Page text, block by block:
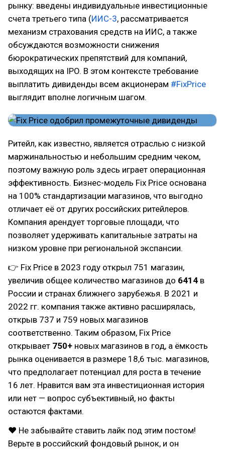
рынку: введены индивидуальные инвестиционные
счета третьего типа (ИИС-3, рассматривается
механизм страхования средств на ИИС, а также
обсуждаются возможности снижения
бюрократических препятствий для компаний,
выходящих на IPO. В этом контексте требование
выплатить дивиденды всем акционерам #FixPrice
выглядит вполне логичным шагом.
Ритейл, как известно, является отраслью с низкой
маржинальностью и небольшим средним чеком,
поэтому важную роль здесь играет операционная
эффективность. Бизнес-модель Fix Price основана
на 100% стандартизации магазинов, что выгодно
отличает её от других российских ритейлеров.
Компания арендует торговые площади, что
позволяет удерживать капитальные затраты на
низком уровне при региональной экспансии.
👉 Fix Price в 2023 году открыл 751 магазин,
увеличив общее количество магазинов до 6414 в
России и странах ближнего зарубежья. В 2021 и
2022 гг. компания также активно расширялась,
открыв 737 и 759 новых магазинов
соответственно. Таким образом, Fix Price
открывает 750+ новых магазинов в год, а ёмкость
рынка оценивается в размере 18,6 тыс. магазинов,
что предполагает потенциал для роста в течение
16 лет. Нравится вам эта инвестиционная история
или нет — вопрос субъективный, но факты
остаются фактами.
❤ Не забывайте ставить лайк под этим постом!
Верьте в российский фондовый рынок, и он